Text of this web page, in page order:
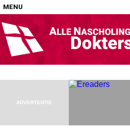
MENU
Home
Nascholingen op locatie (agenda)
ADVERTENTIE